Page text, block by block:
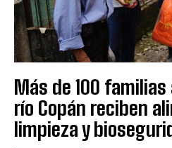
Más de 100
río Copán reciben
limpieza y